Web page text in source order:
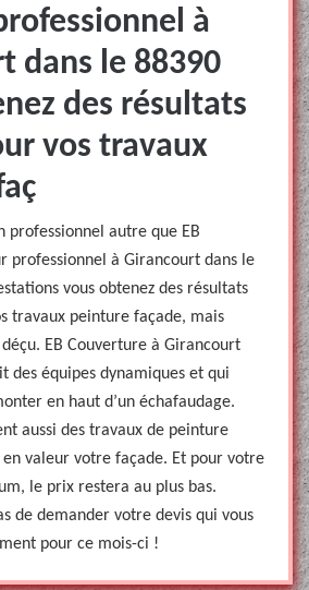
à
dans le 88390
des résultats
vos travaux
professionnel autre que EB
professionnel à Girancourt dans le
vous obtenez des résultats
travaux peinture façade, mais
EB Couverture à Girancourt
des équipes dynamiques et qui
en haut d’un échafaudage.
aussi des travaux de peinture
valeur votre façade. Et pour votre
le prix restera au plus bas.
de demander votre devis qui vous
pour ce mois-ci !